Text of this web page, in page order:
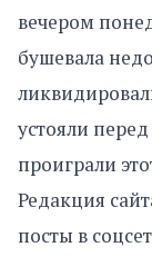
вечером
бушевала
устояли
проиграли
Редакция
посты в